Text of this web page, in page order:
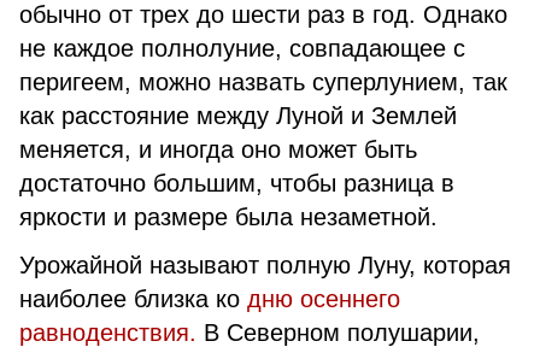
обычно от трех до шести раз в год. Однако
не каждое полнолуние, совпадающее с
перигеем, можно назвать суперлунием, так
как расстояние между Луной и Землей
меняется, и иногда оно может быть
достаточно большим, чтобы разница в
яркости и размере была незаметной.
Урожайной называют полную Луну, которая
наиболее близка ко дню осеннего
равноденствия. В Северном полушарии,